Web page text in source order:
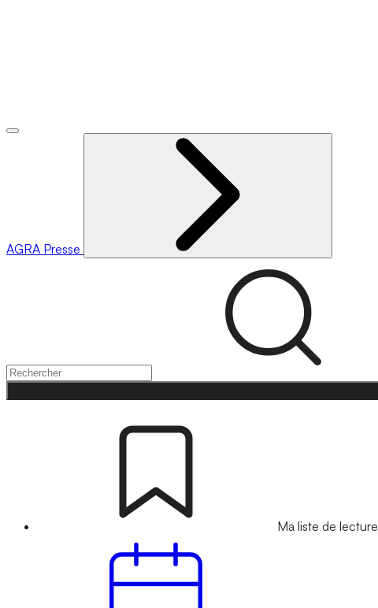
AGRA Presse
Ma liste de lecture